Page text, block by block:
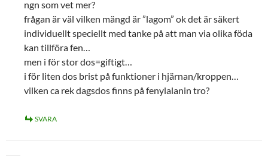
ngn som vet mer?
frågan är väl vilken mängd är ”lagom” ok det är säkert
individuellt speciellt med tanke på att man via olika föda
kan tillföra fen…
men i för stor dos=giftigt…
i för liten dos brist på funktioner i hjärnan/kroppen…
vilken ca rek dagsdos finns på fenylalanin tro?
SVARA